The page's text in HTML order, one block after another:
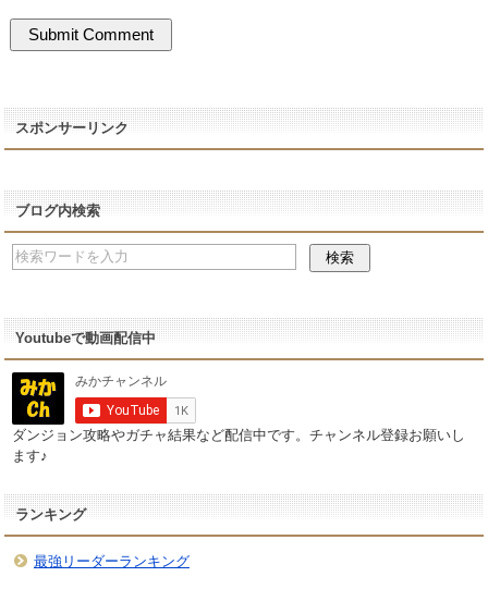
スポンサーリンク
ブログ内検索
Youtubeで動画配信中
ダンジョン攻略やガチャ結果など配信中です。チャンネル登録お願いし
ます♪
ランキング
最強リーダーランキング